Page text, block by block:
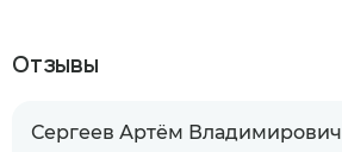
Отзывы
Сергеев Артём Владимирович